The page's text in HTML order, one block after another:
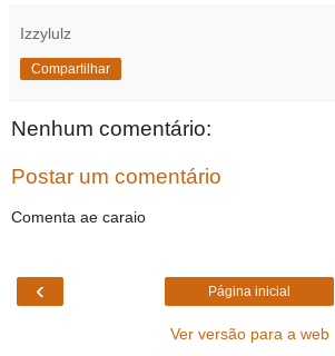
Izzylulz
Compartilhar
Nenhum comentário:
Postar um comentário
Comenta ae caraio
‹ Página inicial
Ver versão para a web